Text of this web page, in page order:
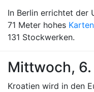
In Berlin errichtet der
71 Meter hohes
131 Stockwerken.
Mittwoch,
Kroatien wird in den